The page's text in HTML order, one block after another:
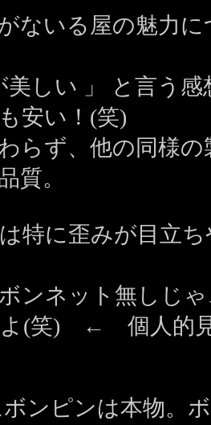
ないる屋の魅力に
しい 」 と言う
安い！(笑)
らず、他の同様
質。
特に歪みが目立
ンネット無しじ
よ(笑) ← 個人的
ンピンは本物。